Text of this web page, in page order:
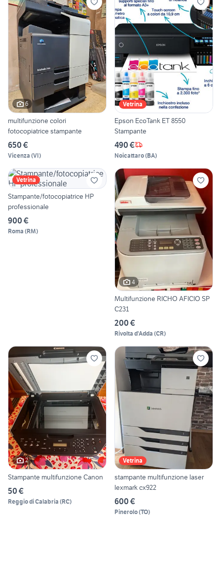
6
multifunzione colori
fotocopiatrice stampante
650 €
Vicenza (VI)
Vetrina
Epson EcoTank ET 8550
Stampante
490 €
Noicattaro(BA)
Vetrina
Stampante/fotocopiatrice HP
professionale
900 €
Roma (RM)
4
Multifunzione RICHO AFICIO SP
C231
200 €
Rivolta d'Adda (CR)
2
Stampante multifunzione Canon
50 €
Reggio di Calabria (RC)
Vetrina
stampante multifunzione laser
lexmark cx922
600 €
Pinerolo(TO)